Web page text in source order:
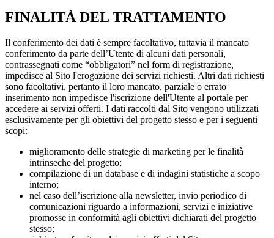
FINALITÀ DEL TRATTAMENTO
Il conferimento dei dati è sempre facoltativo, tuttavia il mancato
conferimento da parte dell’Utente di alcuni dati personali,
contrassegnati come “obbligatori” nel form di registrazione,
impedisce al Sito l'erogazione dei servizi richiesti. Altri dati richiesti
sono facoltativi, pertanto il loro mancato, parziale o errato
inserimento non impedisce l'iscrizione dell'Utente al portale per
accedere ai servizi offerti. I dati raccolti dal Sito vengono utilizzati
esclusivamente per gli obiettivi del progetto stesso e per i seguenti
scopi:
miglioramento delle strategie di marketing per le finalità
intrinseche del progetto;
compilazione di un database e di indagini statistiche a scopo
interno;
nel caso dell’iscrizione alla newsletter, invio periodico di
comunicazioni riguardo a informazioni, servizi e iniziative
promosse in conformità agli obiettivi dichiarati del progetto
stesso;